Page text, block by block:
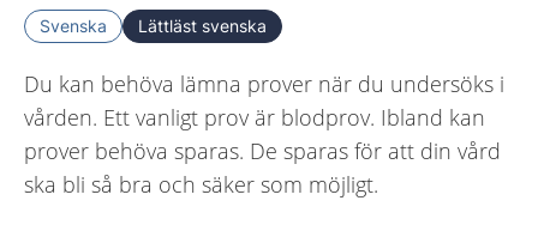
Svenska Lättläst svenska
Du kan behöva lämna prover när du undersöks i
vården. Ett vanligt prov är blodprov. Ibland kan
prover behöva sparas. De sparas för att din vård
ska bli så bra och säker som möjligt.